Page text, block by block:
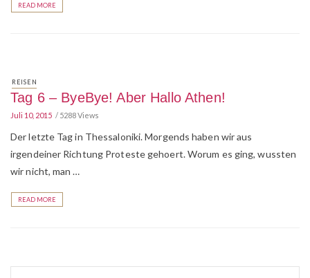
READ MORE
REISEN
Tag 6 – ByeBye! Aber Hallo Athen!
Juli 10, 2015 5288 Views
Der letzte Tag in Thessaloniki. Morgends haben wir aus
irgendeiner Richtung Proteste gehoert. Worum es ging, wussten
wir nicht, man …
READ MORE